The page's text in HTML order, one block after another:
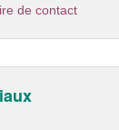
de contact